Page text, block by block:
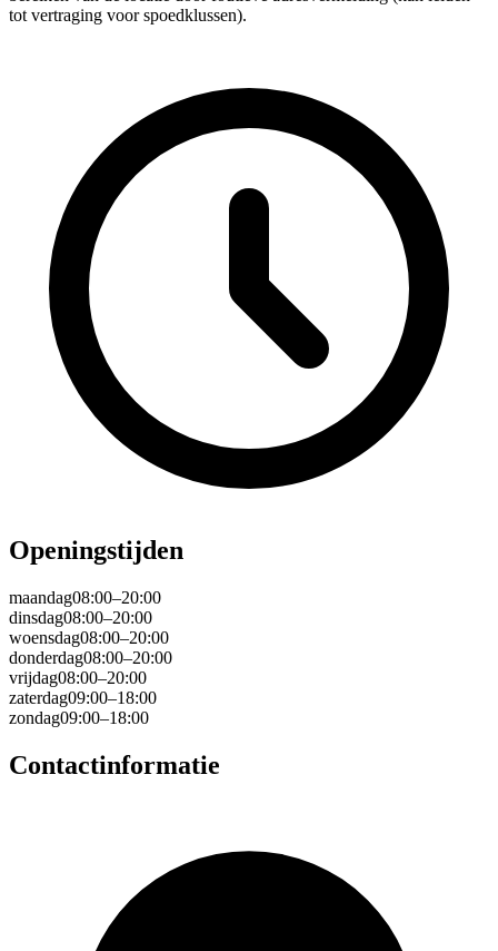
tot vertraging voor spoedklussen).
Openingstijden
maandag08:00–20:00
dinsdag08:00–20:00
woensdag08:00–20:00
donderdag08:00–20:00
vrijdag08:00–20:00
zaterdag09:00–18:00
zondag09:00–18:00
Contactinformatie